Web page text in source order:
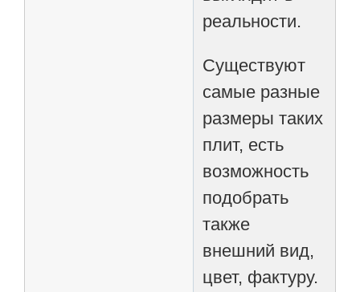
реальности.
Существуют
самые разные
размеры таких
плит, есть
возможность
подобрать
также
внешний вид,
цвет, фактуру.